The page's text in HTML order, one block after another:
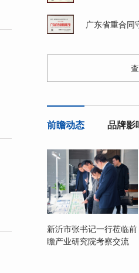
广东省重合同
前瞻动态 品牌影
新沂市张书记一行莅临前
瞻产业研究院考察交流